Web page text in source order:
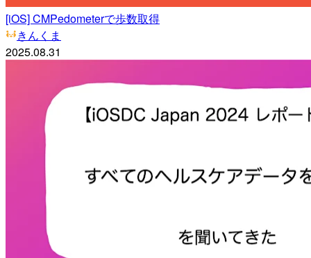
[iOS] CMPedometerで歩数取得
きんくま
2025.08.31